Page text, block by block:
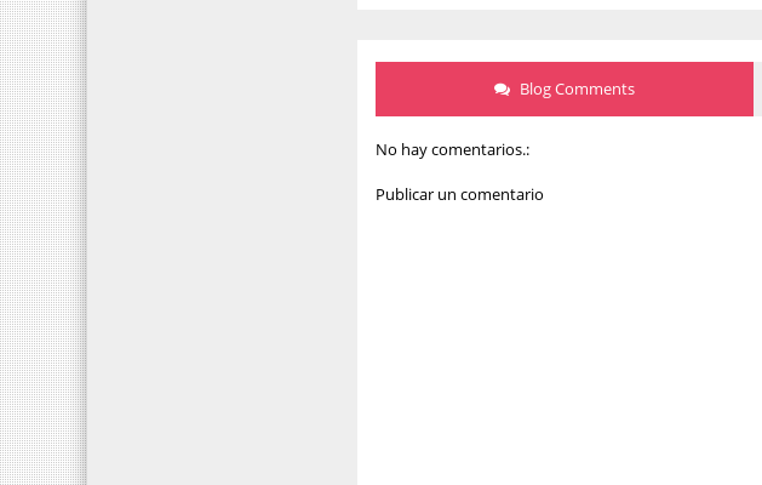
Blog Comments
No hay comentarios.:
Publicar un comentario